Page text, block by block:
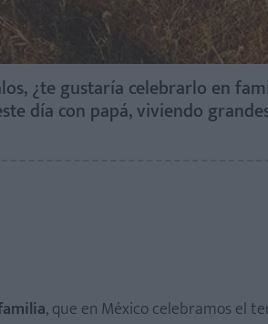
¿te gustaría celebrarlo en
día con papá, viviendo
, que en México celebramos el